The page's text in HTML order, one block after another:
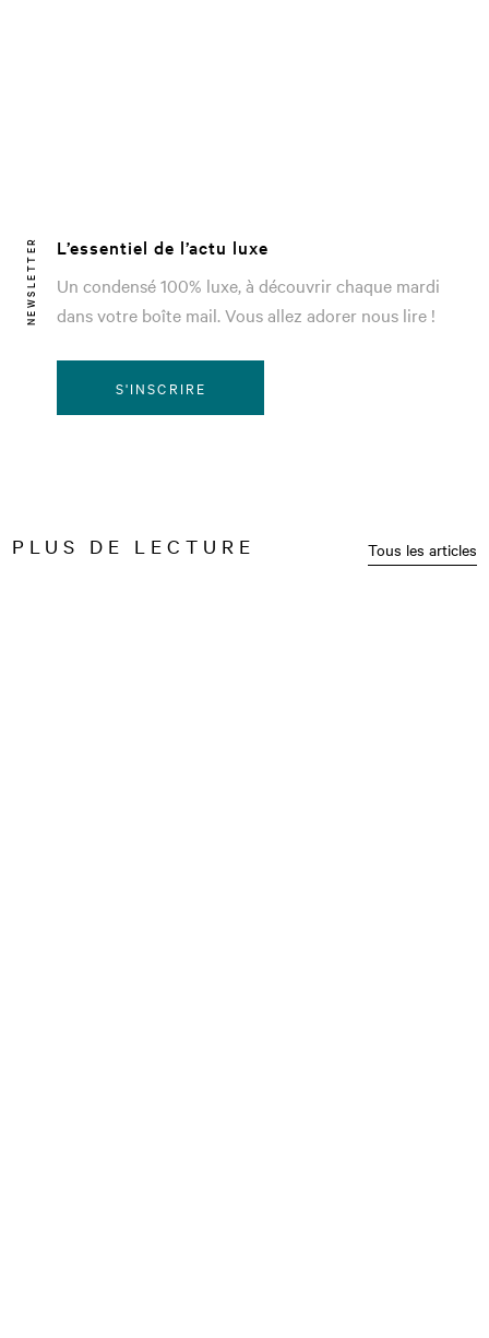
NEWSLETTER
L’essentiel de l’actu luxe
Un condensé 100% luxe, à découvrir chaque mardi
dans votre boîte mail. Vous allez adorer nous lire !
S'INSCRIRE
PLUS DE LECTURE Tous les articles